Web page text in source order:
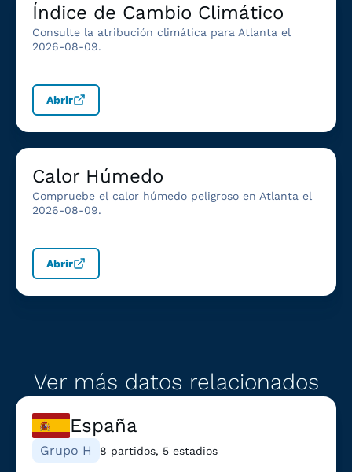
Índice de Cambio Climático
Consulte la atribución climática para Atlanta el
2026-08-09.
Abrir
Calor Húmedo
Compruebe el calor húmedo peligroso en Atlanta el
2026-08-09.
Abrir
Ver más datos relacionados
España
Grupo H 8 partidos, 5 estadios